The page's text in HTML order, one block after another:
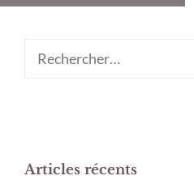
Rechercher :
Articles récents